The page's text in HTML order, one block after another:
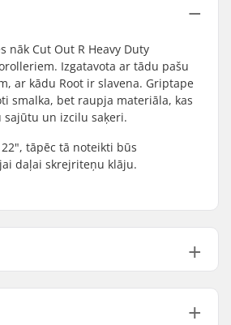
nāk Cut Out R Heavy Duty
Izgatavota ar tādu pašu
ar kādu Root ir slavena. Griptape
smalka, bet raupja materiāla, kas
sajūtu un izcilu saķeri.
tāpēc tā noteikti būs
daļai skrejriteņu klāju.
55.9cm (22")